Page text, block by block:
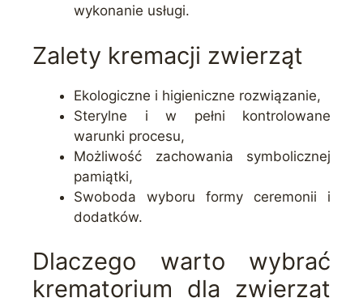
wykonanie usługi.
Zalety kremacji zwierząt
Ekologiczne i higieniczne rozwiązanie,
Sterylne i w pełni kontrolowane
warunki procesu,
Możliwość zachowania symbolicznej
pamiątki,
Swoboda wyboru formy ceremonii i
dodatków.
Dlaczego warto wybrać
krematorium dla zwierząt